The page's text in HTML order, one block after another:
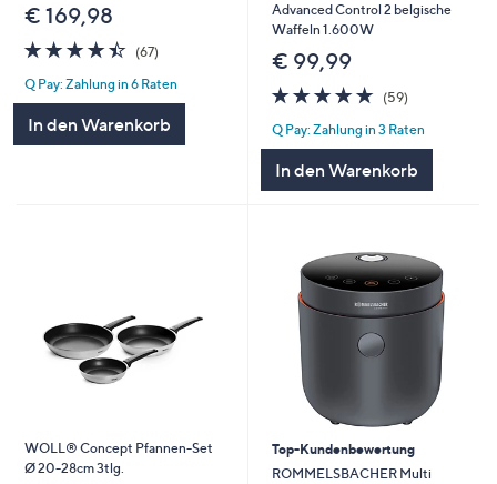
€ 169,98
4.4
von
5
(67)67
Q Pay: Zahlung in 6 Raten
In den Warenkorb
Advanced Control 2 belgische
Waffeln 1.600W
€ 99,99
4.8
von
5
(59)59
Q Pay: Zahlung in 3 Raten
In den Warenkorb
WOLL® Concept Pfannen-Set
Ø 20-28cm 3tlg.
Top-Kundenbewertung
ROMMELSBACHER Multi